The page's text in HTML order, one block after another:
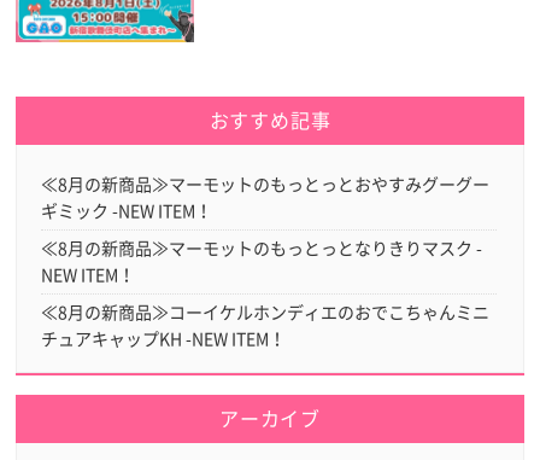
おすすめ記事
≪8月の新商品≫マーモットのもっとっとおやすみグーグー
ギミック -NEW ITEM！
≪8月の新商品≫マーモットのもっとっとなりきりマスク -
NEW ITEM！
≪8月の新商品≫コーイケルホンディエのおでこちゃんミニ
チュアキャップKH -NEW ITEM！
アーカイブ